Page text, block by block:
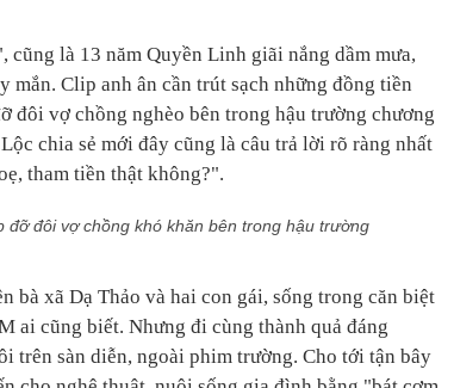
là 13 năm Quyền Linh giãi nắng dầm mưa,
mắn. Clip anh ân cần trút sạch những đồng tiền
đôi vợ chồng nghèo bên trong hậu trường chương
chia sẻ mới đây cũng là câu trả lời rõ ràng nhất
tham tiền thật không?".
đỡ đôi vợ chồng khó khăn bên trong hậu trường
bà xã Dạ Thảo và hai con gái, sống trong căn biệt
ai cũng biết. Nhưng đi cùng thành quả đáng
trên sàn diễn, ngoài phim trường. Cho tới tận bây